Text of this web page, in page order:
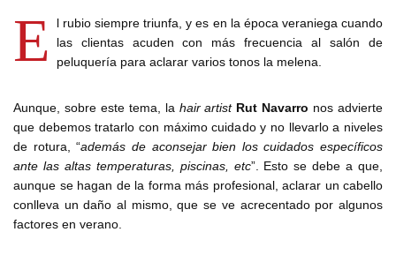
E
l rubio siempre triunfa, y es en la época veraniega cuando
las clientas acuden con más frecuencia al salón de
peluquería para aclarar varios tonos la melena.
Aunque, sobre este tema, la hair artist Rut Navarro nos advierte
que debemos tratarlo con máximo cuidado y no llevarlo a niveles
de rotura, “además de aconsejar bien los cuidados específicos
ante las altas temperaturas, piscinas, etc”. Esto se debe a que,
aunque se hagan de la forma más profesional, aclarar un cabello
conlleva un daño al mismo, que se ve acrecentado por algunos
factores en verano.